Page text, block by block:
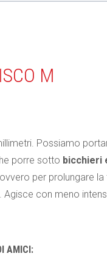
M
Possiamo
porre sotto bicchieri
ovvero per prolungare
Agisce con meno
AMICI: